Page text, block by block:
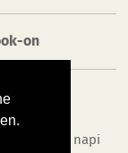
on
képek, napi